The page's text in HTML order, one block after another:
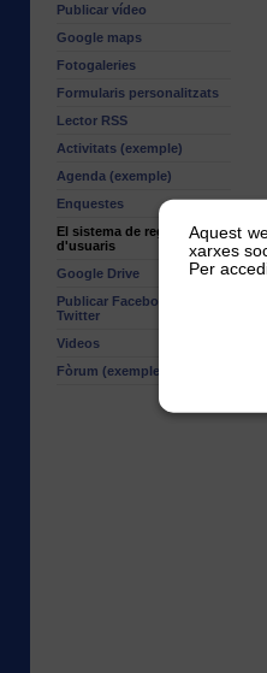
Publicar vídeo
Google maps
Fotogaleries
Formularis personalitzats
Lector RSS
Activitats (exemple)
Agenda (exemple)
Enquestes
El sistema de registre
d'usuaris
Google Drive
Publicar Facebook o
Twitter
Videos
Fòrum (exemple)
Aquest
xarxes
Per